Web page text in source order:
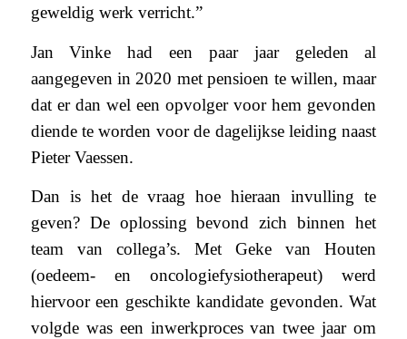
geweldig werk verricht.”
Jan Vinke had een paar jaar geleden al
aangegeven in 2020 met pensioen te willen, maar
dat er dan wel een opvolger voor hem gevonden
diende te worden voor de dagelijkse leiding naast
Pieter Vaessen.
Dan is het de vraag hoe hieraan invulling te
geven? De oplossing bevond zich binnen het
team van collega’s. Met Geke van Houten
(oedeem- en oncologiefysiotherapeut) werd
hiervoor een geschikte kandidate gevonden. Wat
volgde was een inwerkproces van twee jaar om